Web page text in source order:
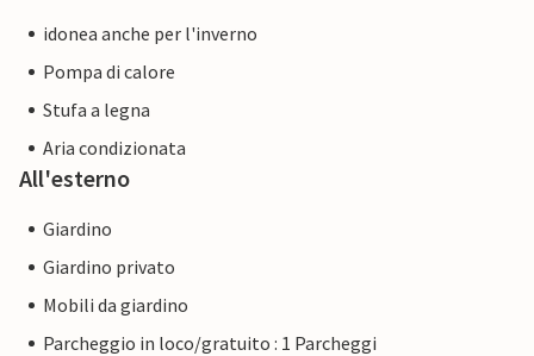
idonea anche per l'inverno
Pompa di calore
Stufa a legna
Aria condizionata
All'esterno
Giardino
Giardino privato
Mobili da giardino
Parcheggio in loco/gratuito : 1 Parcheggi